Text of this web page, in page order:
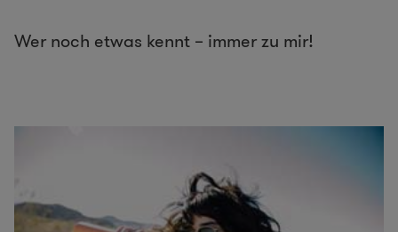
Wer noch etwas kennt – immer zu mir!